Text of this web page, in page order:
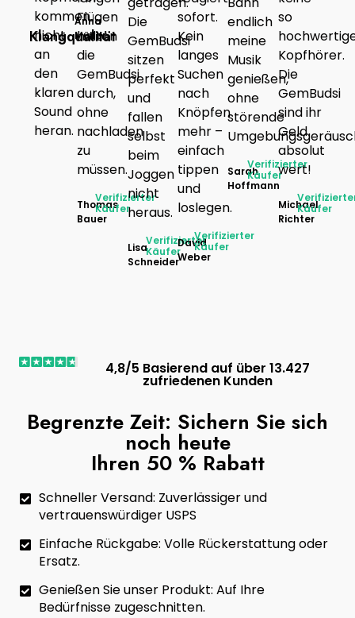
Klangqualität
kommen
nicht
an
den
klaren
Sound
heran.
Anna
Müller
Flügen
halten
die
GemBudsi
durch,
ohne
nachladen
zu
müssen.
Thomas
Bauer
Verifizierter
Käufer
Die
GemBudsi
sitzen
perfekt
und
fallen
selbst
beim
Joggen
nicht
heraus.
Lisa
Schneider
Verifizierter
Käufer
sofort.
Kein
langes
Suchen
nach
Knöpfen
mehr –
einfach
tippen
und
loslegen.
David
Weber
Verifizierter
Käufer
endlich
meine
Musik
genießen,
ohne
störende
Sarah
Hoffmann
Verifizierter
Käufer
so
Kopfhörer.
Die
GemBudsi
sind ihr
Geld
absolut
wert!
Michael
Richter
Käufer
4,8/5 Basierend auf über 13.427
zufriedenen Kunden
Begrenzte Zeit: Sichern Sie sich
noch heute
Ihren 50 % Rabatt
Schneller Versand: Zuverlässiger und
vertrauenswürdiger USPS
Einfache Rückgabe: Volle Rückerstattung oder
Ersatz.
Genießen Sie unser Produkt: Auf Ihre
Bedürfnisse zugeschnitten.